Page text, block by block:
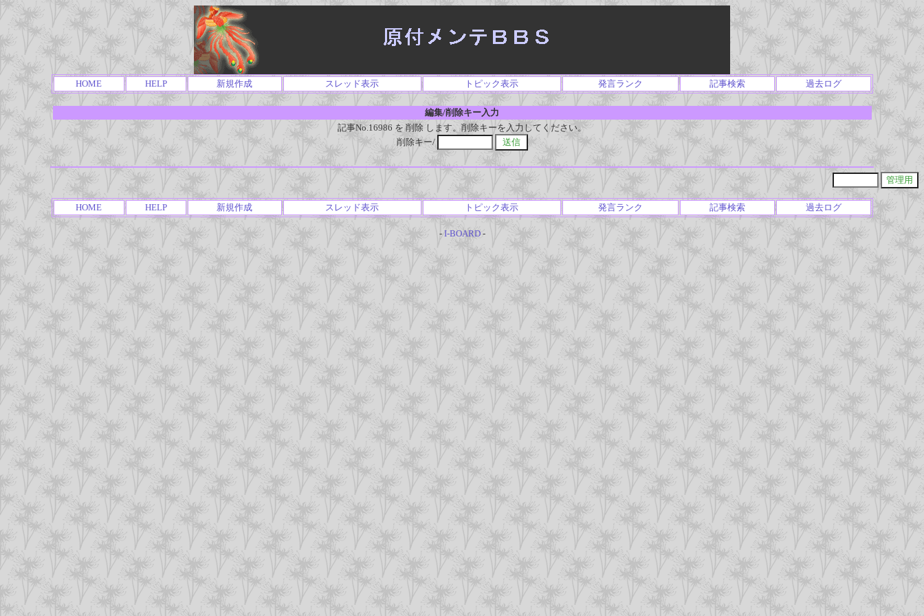
HOME HELP 新規作成 スレッド表示 トピック表示 発言ランク 記事検索 過去ログ
編集/削除キー入力
記事No.16986 を 削除 します。削除キーを入力してください。
削除キー/
HOME HELP 新規作成 スレッド表示 トピック表示 発言ランク 記事検索 過去ログ
- I-BOARD-